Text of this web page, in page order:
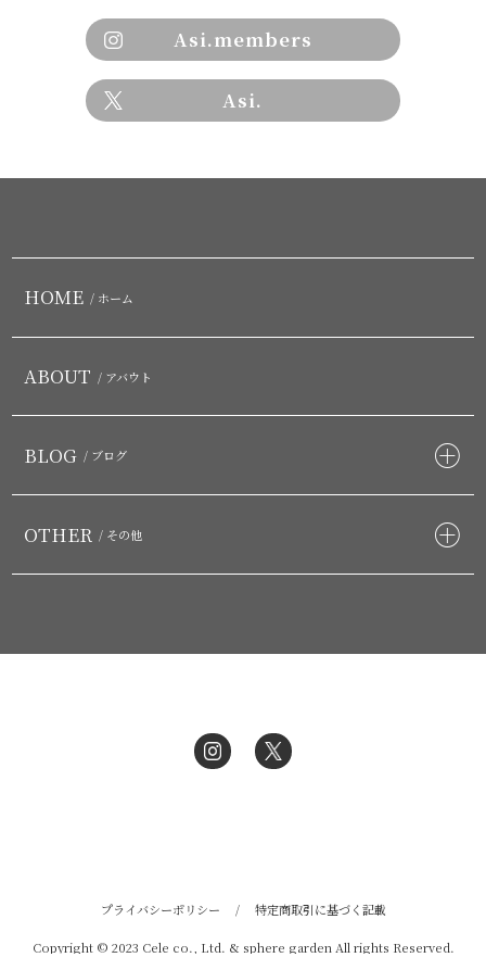
Asi.members
Asi.
HOME / ホーム
ABOUT / アバウト
BLOG / ブログ
OTHER / その他
プライバシーポリシー / 特定商取引に基づく記載
Copyright © 2023 Cele co., Ltd. & sphere garden All rights Reserved.